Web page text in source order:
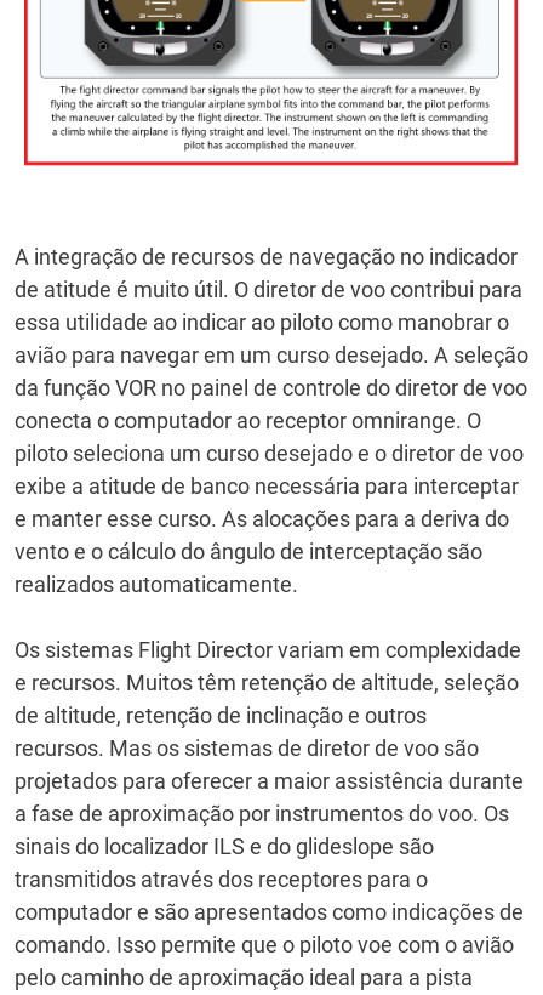
A integração de recursos de navegação no indicador
de atitude é muito útil. O diretor de voo contribui para
essa utilidade ao indicar ao piloto como manobrar o
avião para navegar em um curso desejado. A seleção
da função VOR no painel de controle do diretor de voo
conecta o computador ao receptor omnirange. O
piloto seleciona um curso desejado e o diretor de voo
exibe a atitude de banco necessária para interceptar
e manter esse curso. As alocações para a deriva do
vento e o cálculo do ângulo de interceptação são
realizados automaticamente.
Os sistemas Flight Director variam em complexidade
e recursos. Muitos têm retenção de altitude, seleção
de altitude, retenção de inclinação e outros
recursos. Mas os sistemas de diretor de voo são
projetados para oferecer a maior assistência durante
a fase de aproximação por instrumentos do voo. Os
sinais do localizador ILS e do glideslope são
transmitidos através dos receptores para o
computador e são apresentados como indicações de
comando. Isso permite que o piloto voe com o avião
pelo caminho de aproximação ideal para a pista